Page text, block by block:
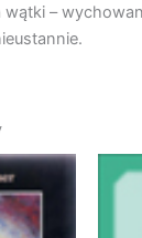
wątki –